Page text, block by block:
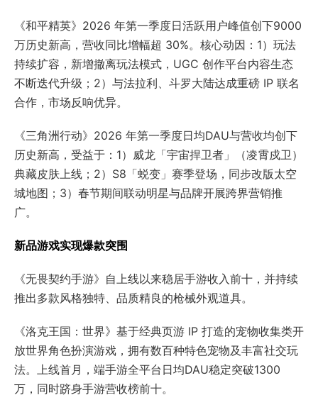
《和平精英》2026 年第一季度日活跃用户峰值创下9000
万历史新高，营收同比增幅超 30%。核心动因：1）玩法
持续扩容，新增撤离玩法模式，UGC 创作平台内容生态
不断迭代升级；2）与法拉利、斗罗大陆达成重磅 IP 联名
合作，市场反响优异。
《三角洲行动》2026 年第一季度日均DAU与营收均创下
历史新高，受益于：1）威龙「宇宙捍卫者」（凌霄戍卫）
典藏皮肤上线；2）S8「蜕变」赛季登场，同步改版太空
城地图；3）春节期间联动明星与品牌开展跨界营销推
广。
新品游戏实现爆款突围
《无畏契约手游》自上线以来稳居手游收入前十，并持续
推出多款风格独特、品质精良的枪械外观道具。
《洛克王国：世界》基于经典页游 IP 打造的宠物收集类开
放世界角色扮演游戏，拥有数百种特色宠物及丰富社交玩
法。上线首月，端手游全平台日均DAU稳定突破1300
万，同时跻身手游营收榜前十。